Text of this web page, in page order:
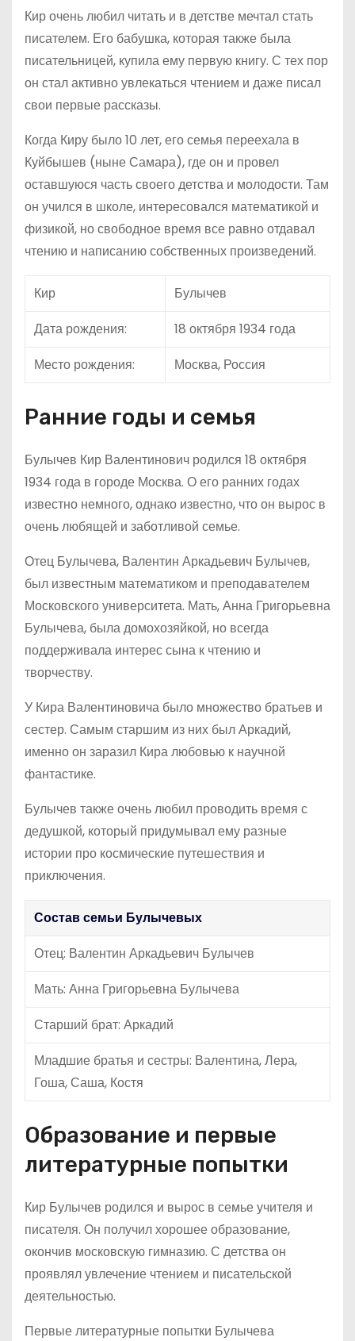
Кир очень любил читать и в детстве мечтал стать
писателем. Его бабушка, которая также была
писательницей, купила ему первую книгу. С тех пор
он стал активно увлекаться чтением и даже писал
свои первые рассказы.
Когда Киру было 10 лет, его семья переехала в
Куйбышев (ныне Самара), где он и провел
оставшуюся часть своего детства и молодости. Там
он учился в школе, интересовался математикой и
физикой, но свободное время все равно отдавал
чтению и написанию собственных произведений.
Кир
Булычев
Дата рождения:
18 октября 1934 года
Место рождения:
Москва, Россия
Ранние годы и семья
Булычев Кир Валентинович родился 18 октября
1934 года в городе Москва. О его ранних годах
известно немного, однако известно, что он вырос в
очень любящей и заботливой семье.
Отец Булычева, Валентин Аркадьевич Булычев,
был известным математиком и преподавателем
Московского университета. Мать, Анна Григорьевна
Булычева, была домохозяйкой, но всегда
поддерживала интерес сына к чтению и
творчеству.
У Кира Валентиновича было множество братьев и
сестер. Самым старшим из них был Аркадий,
именно он заразил Кира любовью к научной
фантастике.
Булычев также очень любил проводить время с
дедушкой, который придумывал ему разные
истории про космические путешествия и
приключения.
Состав семьи Булычевых
Отец: Валентин Аркадьевич Булычев
Мать: Анна Григорьевна Булычева
Старший брат: Аркадий
Младшие братья и сестры: Валентина, Лера,
Гоша, Саша, Костя
Образование и первые
литературные попытки
Кир Булычев родился и вырос в семье учителя и
писателя. Он получил хорошее образование,
окончив московскую гимназию. С детства он
проявлял увлечение чтением и писательской
деятельностью.
Первые литературные попытки Булычева